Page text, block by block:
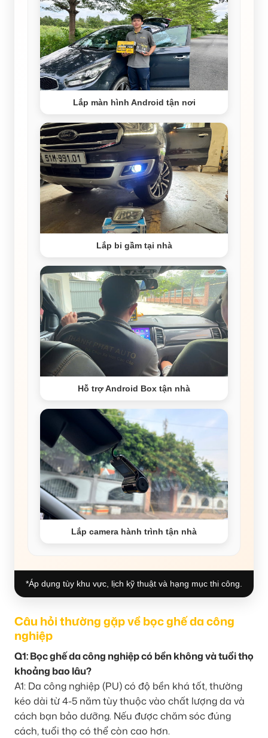
Lắp màn hình Android tận nơi
Lắp bi gầm tại nhà
Hỗ trợ Android Box tận nhà
Lắp camera hành trình tận nhà
*Áp dụng tùy khu vực, lịch kỹ thuật và hạng mục thi công.
Câu hỏi thường gặp về bọc ghế da công
nghiệp
Q1: Bọc ghế da công nghiệp có bền không và tuổi thọ
khoảng bao lâu?
A1: Da công nghiệp (PU) có độ bền khá tốt, thường
kéo dài từ 4-5 năm tùy thuộc vào chất lượng da và
cách bạn bảo dưỡng. Nếu được chăm sóc đúng
cách, tuổi thọ có thể còn cao hơn.